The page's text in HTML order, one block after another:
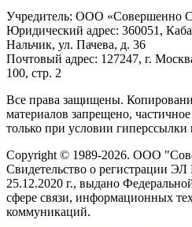
Учредитель: ООО «Совершенно
Юридический адрес: 360051,
Нальчик, ул. Пачева, д. 36
Почтовый адрес: 127247, г.
100, стр. 2
Все права защищены.
материалов запрещено,
только при условии гиперссылки
Copyright © 1989-2026. ООО
Свидетельство о регистрации
25.12.2020 г., выдано
сфере связи, информационных
коммуникаций.